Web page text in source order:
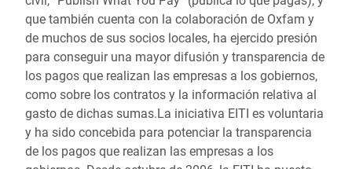
que también cuenta con la colaboración de Oxfam y
de muchos de sus socios locales, ha ejercido presión
para conseguir una mayor difusión y transparencia de
los pagos que realizan las empresas a los gobiernos,
como sobre los contratos y la información relativa al
gasto de dichas sumas.La iniciativa EITI es voluntaria
y ha sido concebida para potenciar la transparencia
de los pagos que realizan las empresas a los